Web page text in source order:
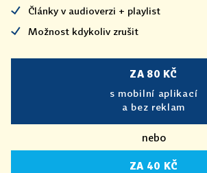
Články v audioverzi + playlist
Možnost kdykoliv zrušit
ZA 80 KČ
s mobilní aplikací
a bez reklam
nebo
ZA 40 KČ